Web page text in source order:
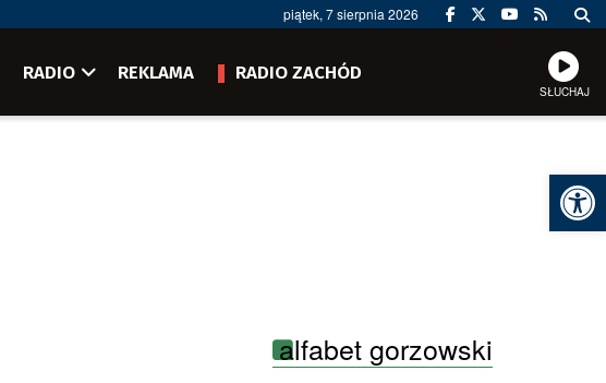
piątek, 7 sierpnia 2026
RADIO REKLAMA RADIO ZACHÓD
SŁUCHAJ
alfabet gorzowski